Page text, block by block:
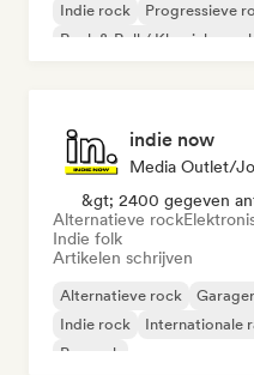
Indie rock Progressieve
Rock & Roll / Klassieke rock
indie now
Media Outlet/
&gt; 2400 gegeven
Alternatieve rock
Indie folk
Artikelen schrijven
Alternatieve rock
Indie rock
Internationale
Poprock